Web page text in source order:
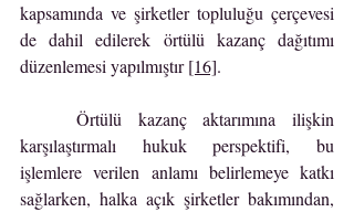
kapsamında ve şirketler topluluğu çerçevesi
de dahil edilerek örtülü kazanç dağıtımı
düzenlemesi yapılmıştır [16].
karşılaştırmalı hukuk perspektifi, bu
işlemlere verilen anlamı belirlemeye katkı
sağlarken, halka açık şirketler bakımından,